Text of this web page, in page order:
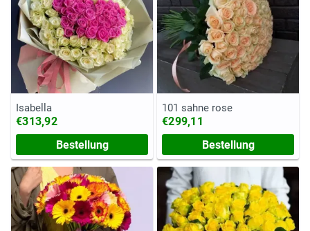
Isabella
€313,92
Bestellung
101 sahne rose
€299,11
Bestellung